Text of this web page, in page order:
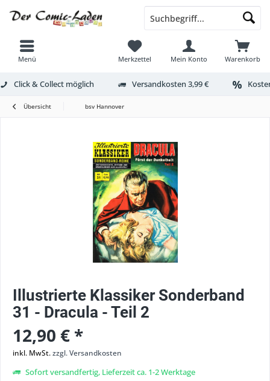
Menü Warenkorb
Merkzettel Mein Konto
Click & Collect möglich Versandkosten 3,99 €
Übersicht bsv Hannover
Illustrierte Klassiker Sonderband
31 - Dracula - Teil 2
12,90 € *
inkl. MwSt.zzgl. Versandkosten
Sofort versandfertig, Lieferzeit ca. 1-2 Werktage